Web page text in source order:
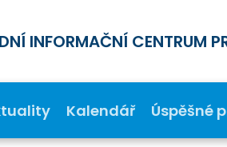
INFORMAČNÍ CENTRUM
Kalendář Úspěšné